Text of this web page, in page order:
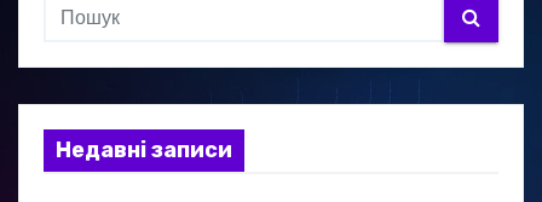
Недавні записи